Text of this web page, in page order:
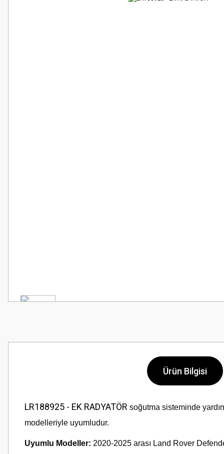
Ürün Bilgisi
LR188925 - EK RADYATÖR soğutma sisteminde
modelleriyle uyumludur.
Uyumlu Modeller: 2020-2025 arası Land Rover